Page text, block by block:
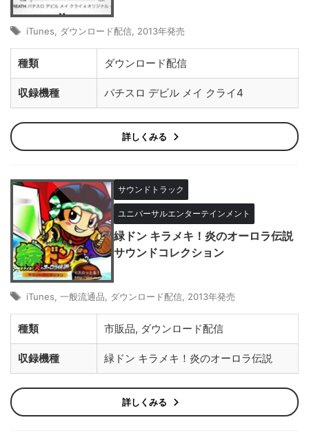
iTunes ダウンロード配信 2013年発売
種類 ダウンロード配信
収録機種 パチスロ デビル メイ クライ4
詳しくみる
サウンドトラック
ユニバーサルエンターテインメント
緑ドン キラメキ！炎のオーロラ伝説
サウンドコレクション
iTunes 一般流通品 ダウンロード配信 2013年発売
種類 市販品, ダウンロード配信
収録機種 緑ドン キラメキ！炎のオーロラ伝説
詳しくみる